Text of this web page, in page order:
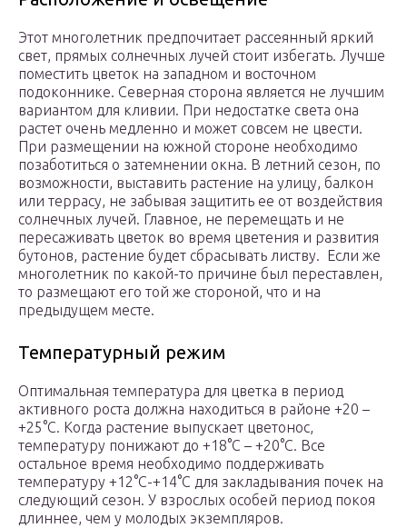
Этот многолетник предпочитает рассеянный яркий
свет, прямых солнечных лучей стоит избегать. Лучше
поместить цветок на западном и восточном
подоконнике. Северная сторона является не лучшим
вариантом для кливии. При недостатке света она
растет очень медленно и может совсем не цвести.
При размещении на южной стороне необходимо
позаботиться о затемнении окна. В летний сезон, по
возможности, выставить растение на улицу, балкон
или террасу, не забывая защитить ее от воздействия
солнечных лучей. Главное, не перемещать и не
пересаживать цветок во время цветения и развития
бутонов, растение будет сбрасывать листву. Если же
многолетник по какой-то причине был переставлен,
то размещают его той же стороной, что и на
предыдущем месте.
Температурный режим
Оптимальная температура для цветка в период
активного роста должна находиться в районе +20 –
+25°C. Когда растение выпускает цветонос,
температуру понижают до +18°C – +20°C. Все
остальное время необходимо поддерживать
температуру +12°C-+14°C для закладывания почек на
следующий сезон. У взрослых особей период покоя
длиннее, чем у молодых экземпляров.